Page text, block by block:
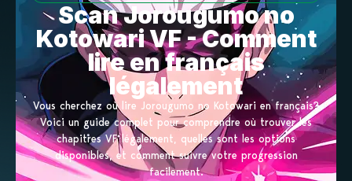
Scan Jorougumo no
Kotowari VF - Comment
lire en français
légalement
Vous cherchez où lire Jorougumo no Kotowari en français?
Voici un guide complet pour comprendre où trouver les
chapitres VF légalement, quelles sont les options
disponibles, et comment suivre votre progression
facilement.